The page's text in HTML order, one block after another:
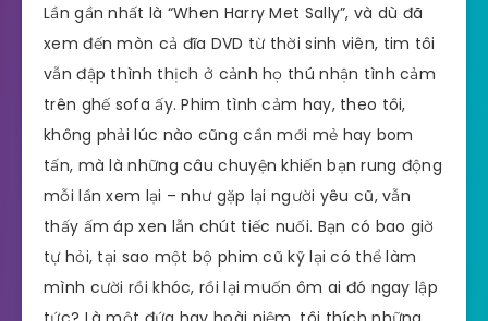
Lần gần nhất là “When Harry Met Sally”, và dù đã
xem đến mòn cả đĩa DVD từ thời sinh viên, tim tôi
vẫn đập thình thịch ở cảnh họ thú nhận tình cảm
trên ghế sofa ấy. Phim tình cảm hay, theo tôi,
không phải lúc nào cũng cần mới mẻ hay bom
tấn, mà là những câu chuyện khiến bạn rung động
mỗi lần xem lại – như gặp lại người yêu cũ, vẫn
thấy ấm áp xen lẫn chút tiếc nuối. Bạn có bao giờ
tự hỏi, tại sao một bộ phim cũ kỹ lại có thể làm
mình cười rồi khóc, rồi lại muốn ôm ai đó ngay lập